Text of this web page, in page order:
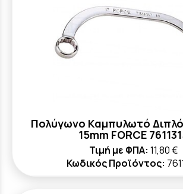
Πολύγωνο Καμπυλωτό Διπλό
15mm FORCE
Τιμή με ΦΠΑ: 11,80 €
Κωδικός Προϊόντος: